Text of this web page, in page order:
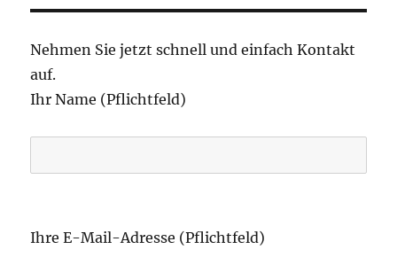
Nehmen Sie jetzt schnell und einfach Kontakt
auf.
Ihr Name (Pflichtfeld)
i
Ihre E-Mail-Adresse (Pflichtfeld)